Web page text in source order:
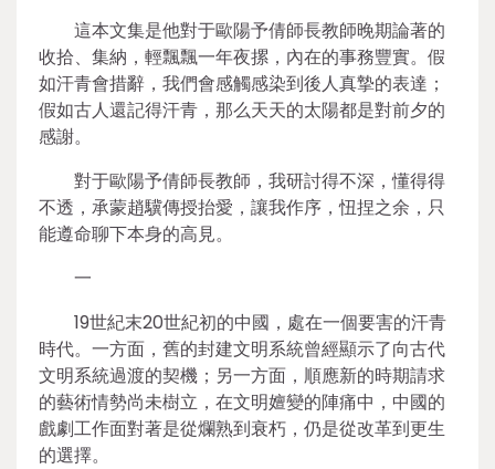
這本文集是他對于歐陽予倩師長教師晚期論著的
收拾、集納，輕飄飄一年夜摞，內在的事務豐實。假
如汗青會措辭，我們會感觸感染到後人真摯的表達；
假如古人還記得汗青，那么天天的太陽都是對前夕的
感謝。
對于歐陽予倩師長教師，我研討得不深，懂得得
不透，承蒙趙驥傳授抬愛，讓我作序，忸捏之余，只
能遵命聊下本身的高見。
一
19世紀末20世紀初的中國，處在一個要害的汗青
時代。一方面，舊的封建文明系統曾經顯示了向古代
文明系統過渡的契機；另一方面，順應新的時期請求
的藝術情勢尚未樹立，在文明嬗變的陣痛中，中國的
戲劇工作面對著是從爛熟到衰朽，仍是從改革到更生
的選擇。